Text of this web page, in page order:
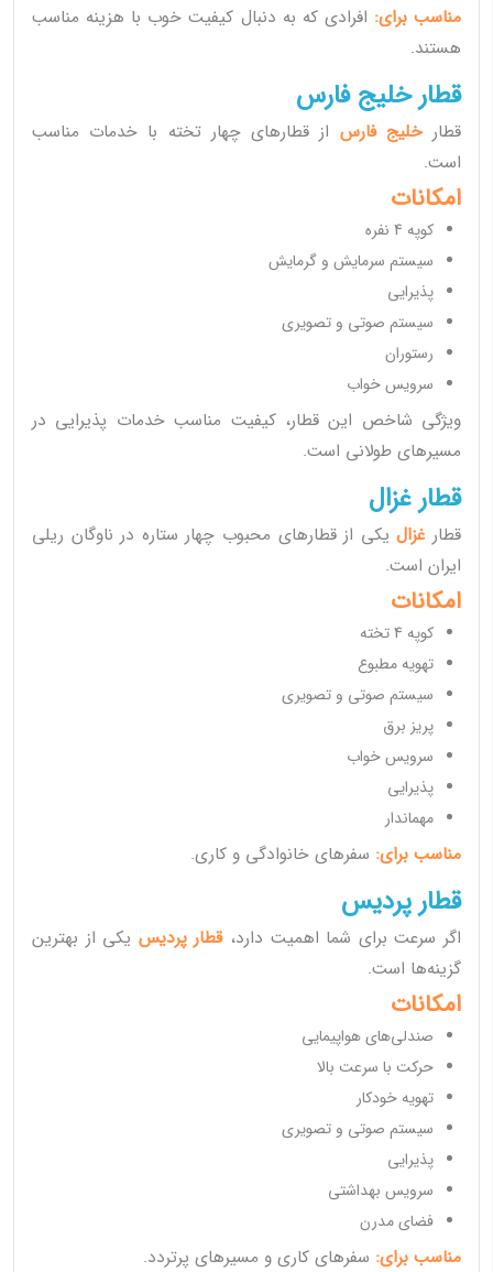
مناسب برای: افرادی که به دنبال کیفیت خوب با هزینه مناسب
هستند.
قطار خلیج فارس
قطارخلیج فارس از قطارهای چهار تخته با خدمات مناسب
است.
امکانات
کوپه 4 نفره
سیستم سرمایش و گرمایش
پذیرایی
سیستم صوتی و تصویری
رستوران
سرویس خواب
ویژگی شاخص این قطار، کیفیت مناسب خدمات پذیرایی در
مسیرهای طولانی است.
قطار غزال
قطار غزالیکی از قطارهای محبوب چهار ستاره در ناوگان ریلی
ایران است.
امکانات
کوپه 4 تخته
تهویه مطبوع
سیستم صوتی و تصویری
پریز برق
سرویس خواب
پذیرایی
مهماندار
مناسب برای: سفرهای خانوادگی و کاری.
قطار پردیس
اگر سرعت برای شما اهمیت دارد،قطار پردیس یکی از بهترین
گزینه‌ها است.
امکانات
صندلی‌های هواپیمایی
حرکت با سرعت بالا
تهویه خودکار
سیستم صوتی و تصویری
پذیرایی
سرویس بهداشتی
فضای مدرن
مناسب برای: سفرهای کاری و مسیرهای پرتردد.